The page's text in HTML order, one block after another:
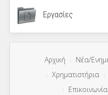
Εργασίες
Αρχική Νέα/
Χρηματιστήρια
Επικοινωνία